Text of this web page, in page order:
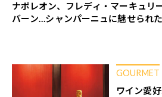
ナポレオン、フレディ・マーキュリ
バーン…シャンパーニュに魅せられ
GOURMET
ワイン愛